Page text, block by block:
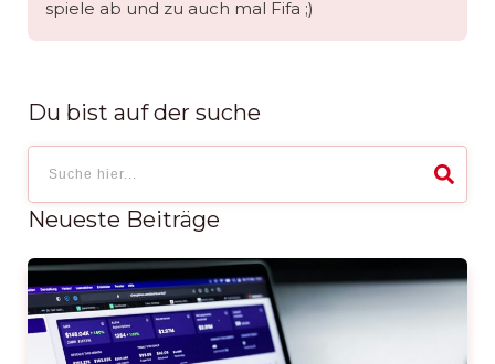
spiele ab und zu auch mal Fifa ;)
Du bist auf der suche
Neueste Beiträge